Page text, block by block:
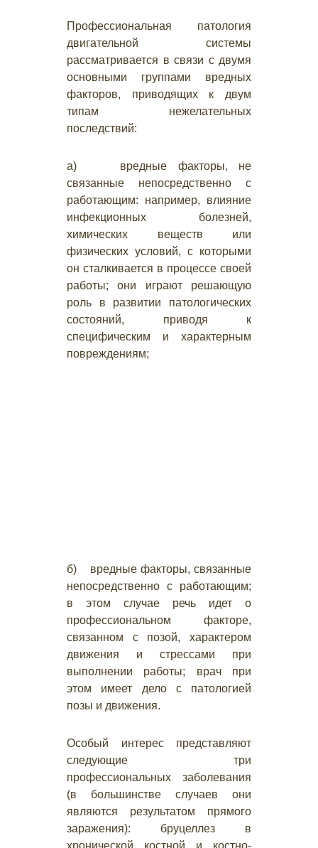
Профессиональная патология
двигательной системы
рассматривается в связи с двумя
основными группами вредных
факторов, приводящих к двум
типам нежелательных
последствий:
а) вредные факторы, не
связанные непосредственно с
работающим: например, влияние
инфекционных болезней,
химических веществ или
физических условий, с которыми
он сталкивается в процессе своей
работы; они играют решающую
роль в развитии патологических
состояний, приводя к
специфическим и характерным
повреждениям;
б) вредные факторы, связанные
непосредственно с работающим;
в этом случае речь идет о
профессиональном факторе,
связанном с позой, характером
движения и стрессами при
выполнении работы; врач при
этом имеет дело с патологией
позы и движения.
Особый интерес представляют
следующие три
профессиональных заболевания
(в большинстве случаев они
являются результатом прямого
заражения): бруцеллез в
хронической костной и костно-